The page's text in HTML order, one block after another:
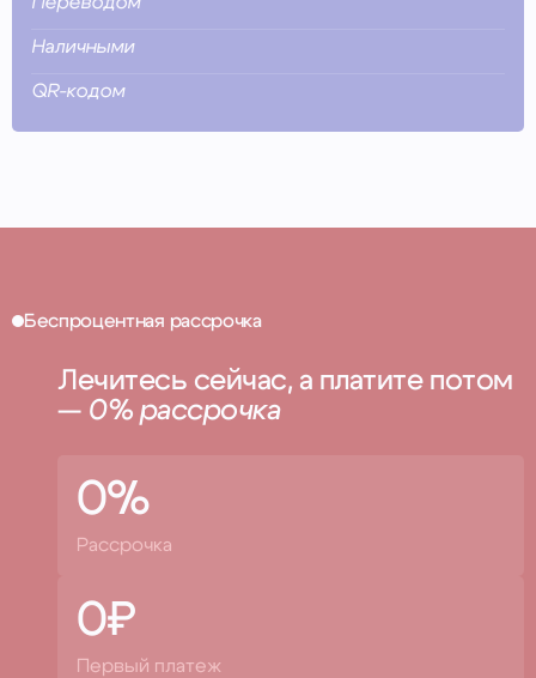
Наличными
QR-кодом
Беспроцентная рассрочка
Лечитесь сейчас, а платите потом
— 0% рассрочка
0%
Рассрочка
0₽
Первый платеж